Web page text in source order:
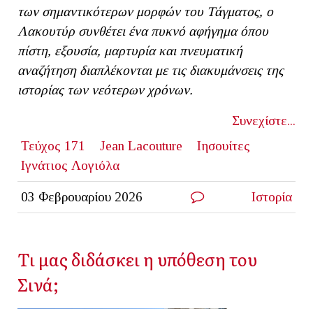
των σημαντικότερων μορφών του Τάγματος, ο
Λακουτύρ συνθέτει ένα πυκνό αφήγημα όπου
πίστη, εξουσία, μαρτυρία και πνευματική
αναζήτηση διαπλέκονται με τις διακυμάνσεις της
ιστορίας των νεότερων χρόνων.
Συνεχίστε...
Τεύχος 171
Jean Lacouture
Ιησουίτες
Ιγνάτιος Λογιόλα
03 Φεβρουαρίου 2026 Ιστορία
Τι μας διδάσκει η υπόθεση του
Σινά;